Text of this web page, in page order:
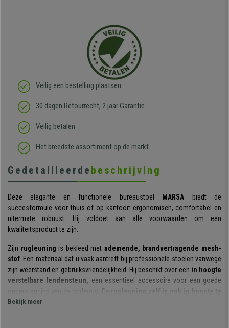
Veilig een bestelling plaatsen
30 dagen Retourrecht, 2 jaar Garantie
Veilig betalen
Het breedste assortiment op de markt
Gedetailleerde beschrijving
Deze elegante en functionele bureaustoel MARSA biedt de
succesformule voor thuis of op kantoor: ergonomisch, comfortabel en
uitermate robuust. Hij voldoet aan alle voorwaarden om een
kwaliteitsproduct te zijn.
Zijn rugleuning is bekleed met ademende, brandvertragende mesh-
stof. Een materiaal dat u vaak aantreft bij professionele stoelen vanwege
zijn weerstand en gebruiksvriendelijkheid. Hij beschikt over een in hoogte
verstelbare lendensteun, een essentieel accessoire voor een goede
ondersteuning van de onderrug. De
rugleuning zelf is ook in hoogte te
verstellenin verschillende standen, om zo de juiste positie te vinden.
Bekijk meer